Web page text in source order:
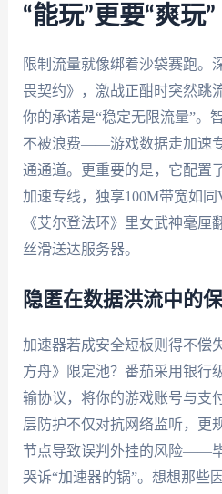
“能玩”更要“爽玩”
限制流量就像绑着沙袋赛跑。
畏契约》，激战正酣时突然跳
你的承诺是“稳定无限流量”。
不被浪费——游戏数据走加速
通通道。更重要的是，它配置
加速专线，独享100M带宽如
《艾尔登法环》里女武神毫厘
丝滑送达服务器。
隐匿在数据洪流中的
加速器若成安全短板则得不偿
方舟》限定池？番茄采用银行
输协议，将你的游戏账号与支
层防护不仅对抗网络监听，更
节点导致误判外挂的风险——
哭诉“加速器的锅”。想想那些